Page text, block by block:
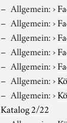
Allgemein:›
Allgemein:›
Allgemein:›
Allgemein:›
Allgemein:›
Allgemein:›
Allgemein:›
Katalog 2/22